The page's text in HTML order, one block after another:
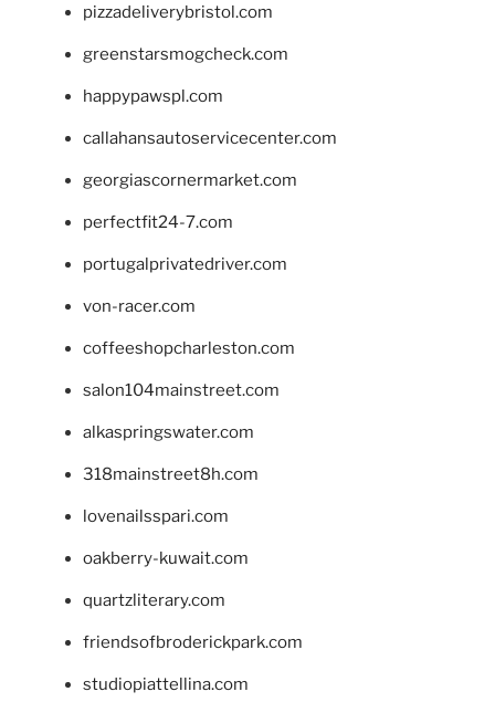
pizzadeliverybristol.com
greenstarsmogcheck.com
happypawspl.com
callahansautoservicecenter.com
georgiascornermarket.com
perfectfit24-7.com
portugalprivatedriver.com
von-racer.com
coffeeshopcharleston.com
salon104mainstreet.com
alkaspringswater.com
318mainstreet8h.com
lovenailsspari.com
oakberry-kuwait.com
quartzliterary.com
friendsofbroderickpark.com
studiopiattellina.com